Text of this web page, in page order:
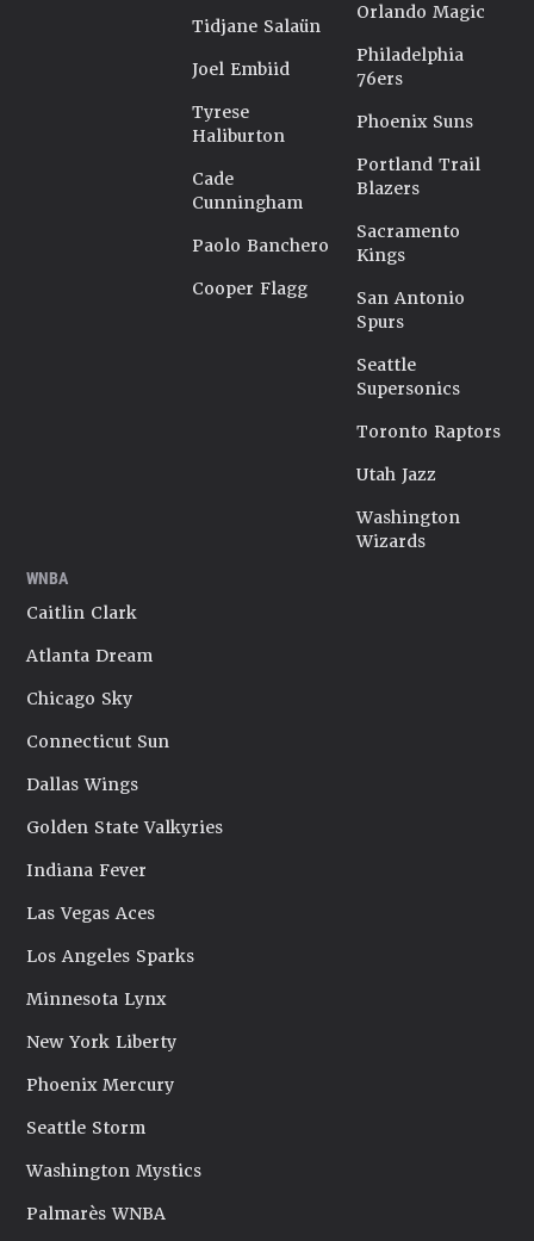
Tidjane Salaün
Joel Embiid
Tyrese
Haliburton
Cade
Cunningham
Paolo Banchero
Cooper Flagg
Orlando Magic
Philadelphia
76ers
Phoenix Suns
Portland Trail
Blazers
Sacramento
Kings
San Antonio
Spurs
Seattle
Supersonics
Toronto Raptors
Utah Jazz
Washington
Wizards
WNBA
Caitlin Clark
Atlanta Dream
Chicago Sky
Connecticut Sun
Dallas Wings
Golden State Valkyries
Indiana Fever
Las Vegas Aces
Los Angeles Sparks
Minnesota Lynx
New York Liberty
Phoenix Mercury
Seattle Storm
Washington Mystics
Palmarès WNBA